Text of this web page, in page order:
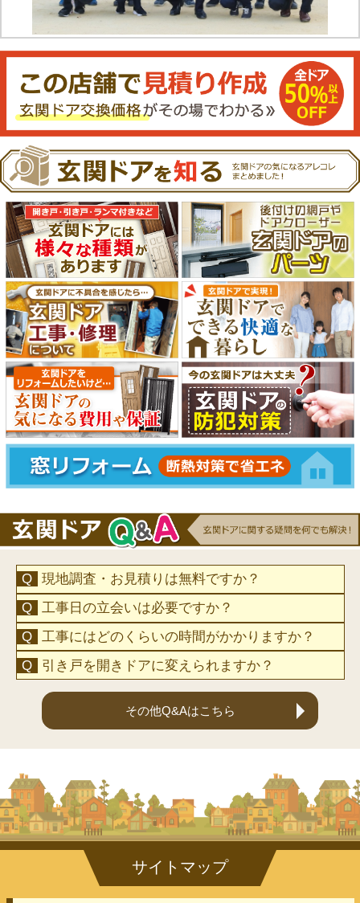
現地調査・お見積りは無料ですか？
工事日の立会いは必要ですか？
工事にはどのくらいの時間がかかりますか？
引き戸を開きドアに変えられますか？
その他Q&Aはこちら